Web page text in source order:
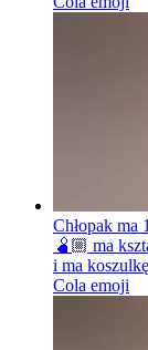
Chłopak ma
🫄🏼 ma
i ma
Cola emoji